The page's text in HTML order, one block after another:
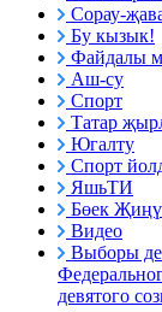
Сорау-
Бу кызык!
Файдалы
Аш-су
Спорт
Татар
Югалту
Спорт
ЯшьТИ
Бөек
Видео
Выборы
девятого